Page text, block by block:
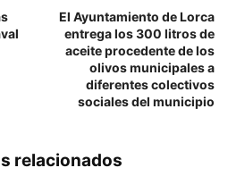
El Ayuntamiento de Lorca
entrega los 300 litros de
aceite procedente de los
olivos municipales a
diferentes colectivos
sociales del municipio
relacionados